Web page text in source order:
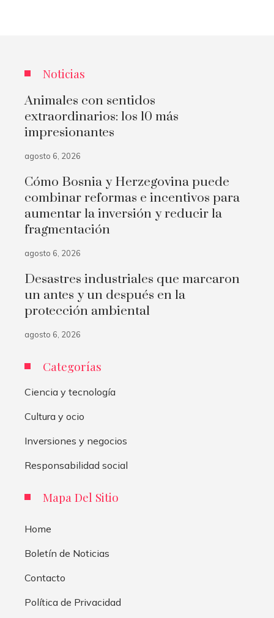
Noticias
Animales con sentidos
extraordinarios: los 10 más
impresionantes
agosto 6, 2026
Cómo Bosnia y Herzegovina puede
combinar reformas e incentivos para
aumentar la inversión y reducir la
fragmentación
agosto 6, 2026
Desastres industriales que marcaron
un antes y un después en la
protección ambiental
agosto 6, 2026
Categorías
Ciencia y tecnología
Cultura y ocio
Inversiones y negocios
Responsabilidad social
Mapa Del Sitio
Home
Boletín de Noticias
Contacto
Política de Privacidad